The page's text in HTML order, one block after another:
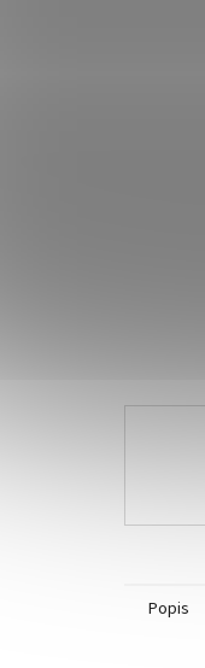
Popis